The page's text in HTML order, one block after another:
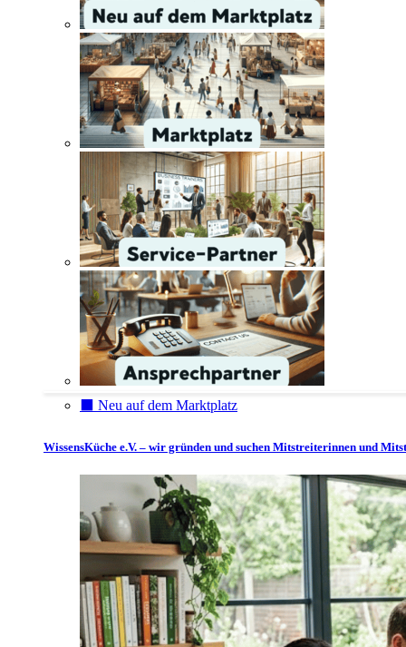
⬛️ Neu auf dem Marktplatz
WissensKüche e.V. – wir gründen und suchen Mitstreiterinnen und